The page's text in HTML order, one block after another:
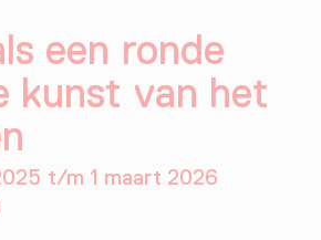
een ronde
kunst van het
t/m 1 maart 2026